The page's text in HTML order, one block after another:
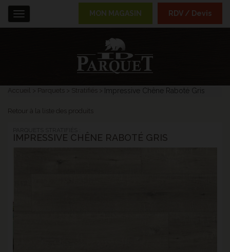
Accueil Parquets Stratifiés Impressive Chêne Raboté Gris
Retour à la liste des produits
IMPRESSIVE CHÊNE RABOTÉ GRIS
Menu MON MAGASIN RDV / Devis